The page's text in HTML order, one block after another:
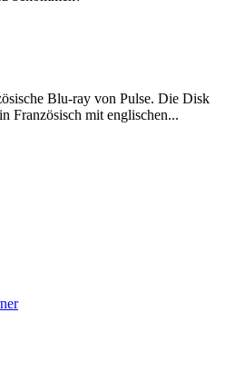
Blu-ray von Pulse. Die Disk
Französisch mit englischen...